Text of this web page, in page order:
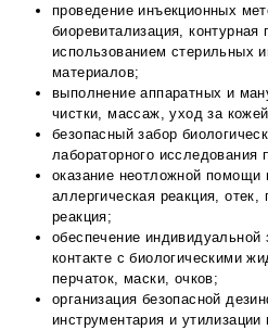
проведение инъекционных
биоревитализация, контурная
использованием стерильных
материалов;
выполнение аппаратных и
чистки, массаж, уход за
безопасный забор
лабораторного исследования
оказание неотложной помощи
аллергическая реакция, отек,
реакция;
обеспечение
контакте с биологическими
перчаток, маски, очков;
организация безопасной
инструментария и